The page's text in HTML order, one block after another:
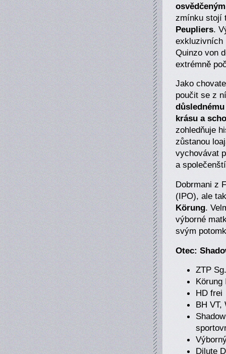
zmínku stojí
Peupliers.
exkluzivních
Quinzo von
extrémně
Jako
poučit se z
krásu a
zohledňuje
zůstanou
vychovávat
a
Dobrmani z
(IPO), ale
Körung.
výborné
svým
Otec:
ZTP
Körung
HD frei
BH VT,
Dilute